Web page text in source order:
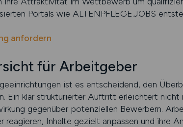
Portals wie ALTENPFLEGE.JOBS
anfordern
für Arbeitgeber
ist es entscheidend, den
Ein klar strukturierter Auftritt erleichtert
gegenüber potenziellen Bewerbern.
reagieren, Inhalte gezielt anpassen und ihre